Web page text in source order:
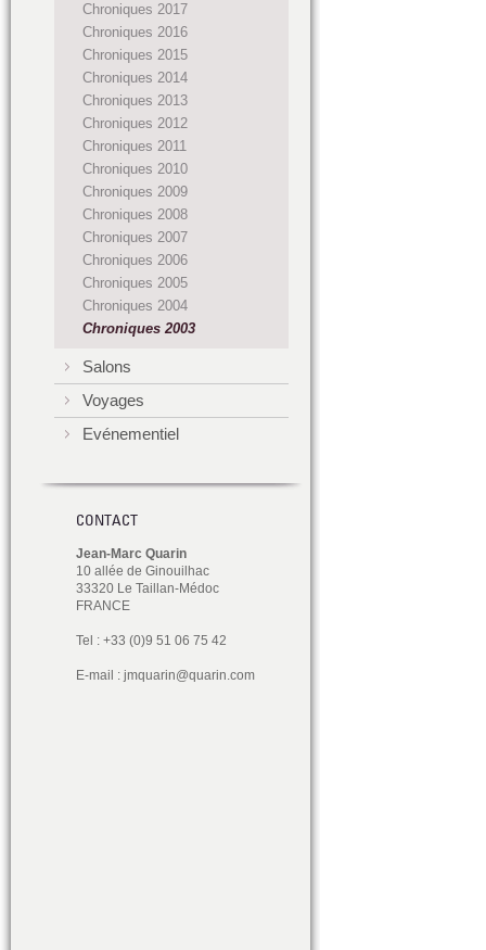
Chroniques 2017
Chroniques 2016
Chroniques 2015
Chroniques 2014
Chroniques 2013
Chroniques 2012
Chroniques 2011
Chroniques 2010
Chroniques 2009
Chroniques 2008
Chroniques 2007
Chroniques 2006
Chroniques 2005
Chroniques 2004
Chroniques 2003
Salons
Voyages
Evénementiel
CONTACT
Jean-Marc Quarin
10 allée de Ginouilhac
33320 Le Taillan-Médoc
FRANCE
Tel : +33 (0)9 51 06 75 42
E-mail : jmquarin@quarin.com